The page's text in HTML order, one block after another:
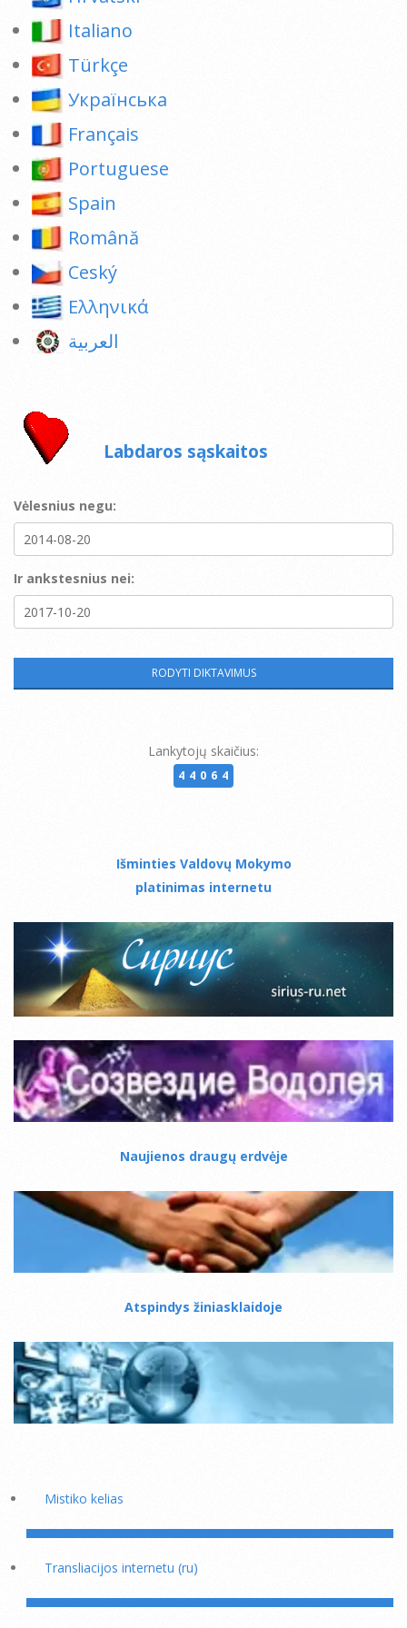
Italiano
Türkçe
Українська
Français
Portuguese
Spain
Română
Ceský
Ελληνικά
العربية
Labdaros sąskaitos
Vėlesnius negu:
Ir ankstesnius nei:
Lankytojų skaičius:
44064
Išminties Valdovų Mokymo
platinimas internetu
Naujienos draugų erdvėje
Atspindys žiniasklaidoje
Mistiko kelias
Transliacijos internetu (ru)